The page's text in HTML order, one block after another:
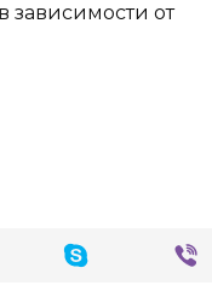
от